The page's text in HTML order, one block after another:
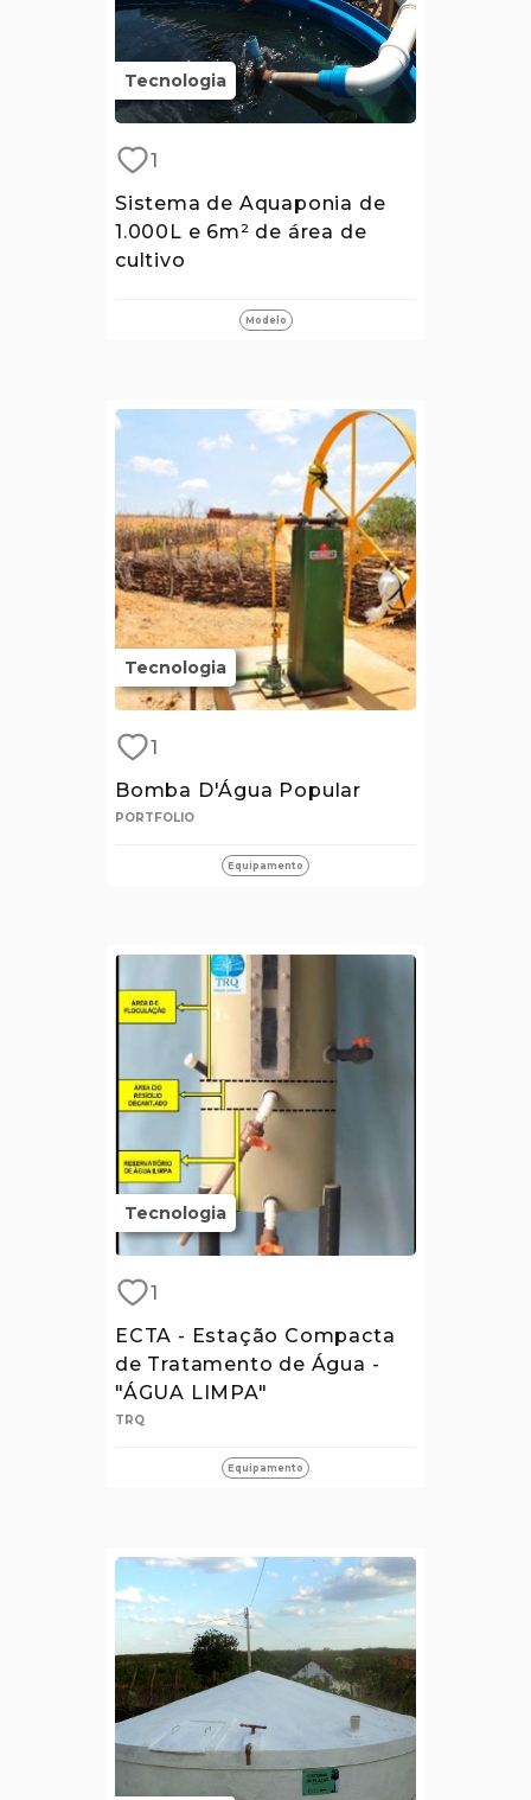
Tecnologia
1
Sistema de Aquaponia de
1.000L e 6m² de área de
cultivo
Modelo
Tecnologia
1
Bomba D'Água Popular
PORTFOLIO
Equipamento
Tecnologia
1
ECTA - Estação Compacta
de Tratamento de Água -
"ÁGUA LIMPA"
TRQ
Equipamento